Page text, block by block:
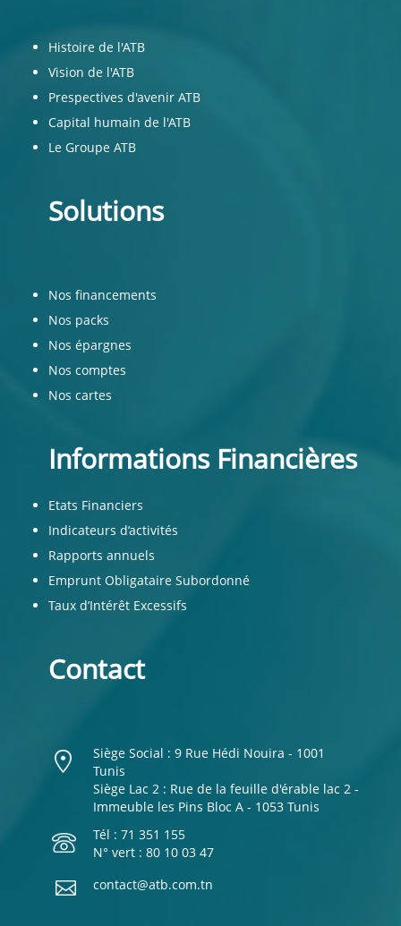
Histoire de l'ATB
Vision de l'ATB
Prespectives d'avenir ATB
Capital humain de l'ATB
Le Groupe ATB
Solutions
Nos financements
Nos packs
Nos épargnes
Nos comptes
Nos cartes
Informations Financières
Etats Financiers
Indicateurs d’activités
Rapports annuels
Emprunt Obligataire Subordonné
Taux d’Intérêt Excessifs
Contact
Siège Social : 9 Rue Hédi Nouira - 1001
Tunis
Siège Lac 2 : Rue de la feuille d'érable lac 2 -
Immeuble les Pins Bloc A - 1053 Tunis
Tél : 71 351 155
N° vert : 80 10 03 47
contact@atb.com.tn